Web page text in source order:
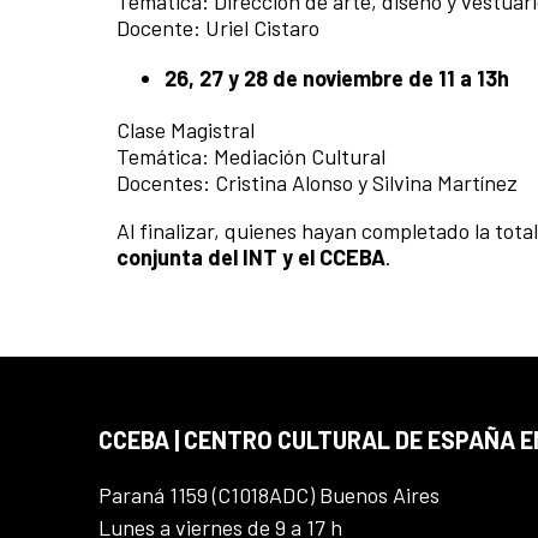
Docente: Uriel Cistaro
26, 27 y 28 de noviembre de 11 a 13h
Clase Magistral
Temática: Mediación Cultural
Docentes: Cristina Alonso y Silvina Martínez
Al finalizar, quienes hayan completado la
conjunta del INT y el CCEBA.
CCEBA | CENTRO CULTURAL DE ESPAÑA
Paraná 1159 (C1018ADC) Buenos Aires
Lunes a viernes de 9 a 17 h